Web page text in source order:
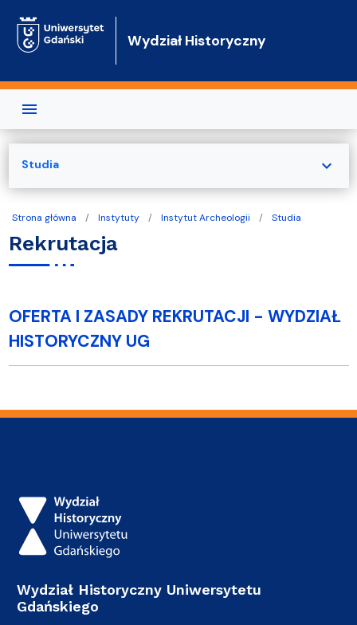
Wydział Historyczny
Strona główna Instytuty Instytut Archeologii Studia
Rekrutacja
OFERTA I ZASADY REKRUTACJI - WYDZIAŁ
HISTORYCZNY UG
Studia expand_more
Wydział Historyczny Uniwersytetu
Gdańskiego